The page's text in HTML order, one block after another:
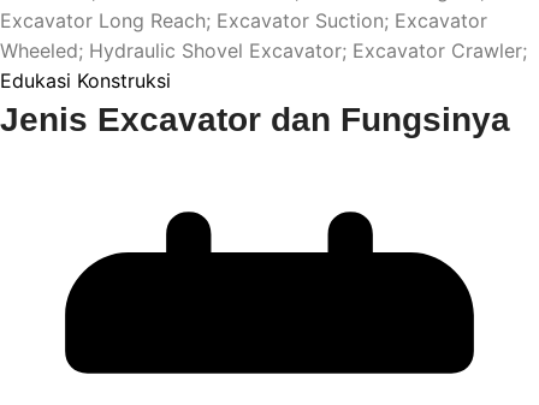
Edukasi Konstruksi
Jenis Excavator dan Fungsinya